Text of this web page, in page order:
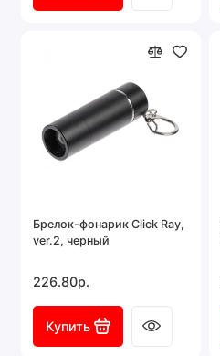
Брелок-фонарик Click Ray,
ver.2, черный
226.80р.
Купить